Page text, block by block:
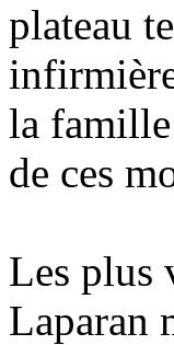
plateau
la
de ces
Les plus
Laparan